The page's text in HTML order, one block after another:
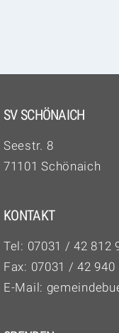
SV SCHÖNAICH
Seestr. 8
71101 Schönaich
KONTAKT
Tel: 07031 / 42 812
Fax: 07031 / 42 940
E-Mail: